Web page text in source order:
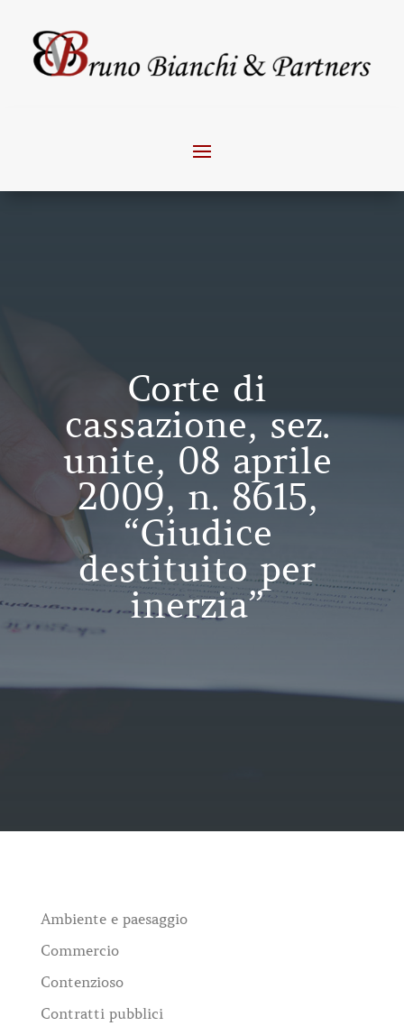
Corte di
cassazione, sez.
unite, 08 aprile
2009, n. 8615,
“Giudice
destituito per
inerzia”
Ambiente e paesaggio
Commercio
Contenzioso
Contratti pubblici